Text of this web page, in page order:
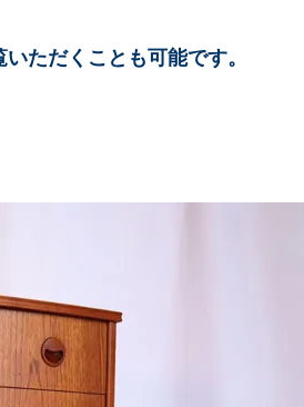
ただくことも可能です。